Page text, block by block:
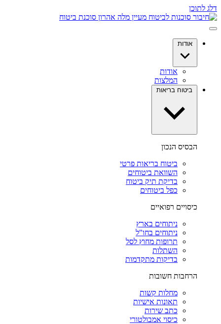
דלג לתוכן
אודות
אודות
המלצות
ביטוח בריאות
הבסיס הנכון
ביטוח בריאות פרטי
השוואת ביטוחים
בדיקת תיק ביטוח
כפל ביטוחים
כיסויים רפואיים
ניתוחים בארץ
ניתוחים בחו"ל
תרופות מחוץ לסל
השתלות
בדיקות מתקדמות
הרחבות חשובות
מחלות קשות
תאונות אישיות
כתב שירות
כיסוי אמבולטורי